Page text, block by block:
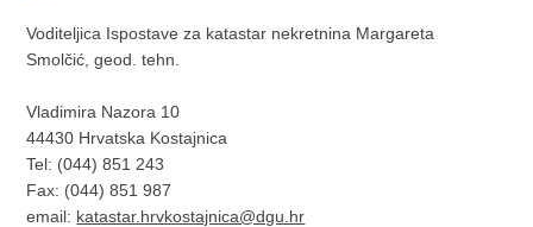
Voditeljica Ispostave za katastar nekretnina Margareta
Smolčić, geod. tehn.
Vladimira Nazora 10
44430 Hrvatska Kostajnica
Tel: (044) 851 243
Fax: (044) 851 987
email: katastar.hrvkostajnica@dgu.hr